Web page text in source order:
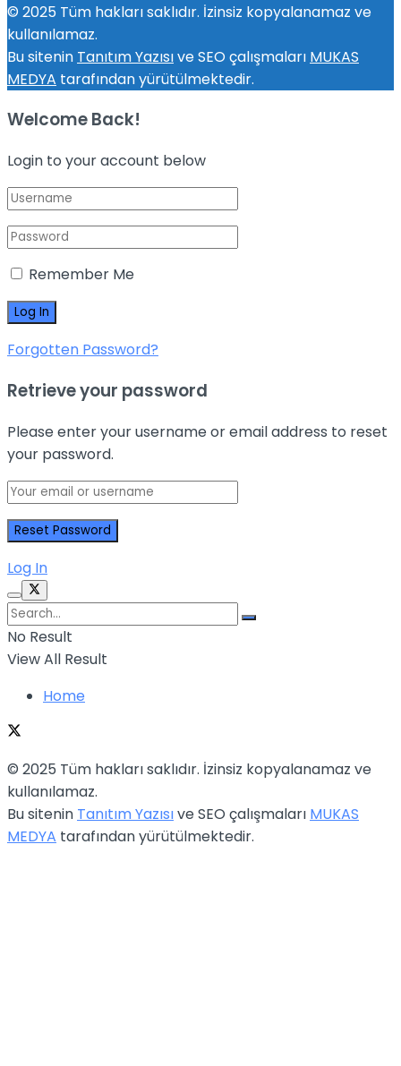
© 2025 Tüm hakları saklıdır. İzinsiz kopyalanamaz ve
kullanılamaz.
Bu sitenin Tanıtım Yazısıve SEO çalışmaları MUKAS
MEDYA tarafından yürütülmektedir.
Welcome Back!
Login to your account below
Remember Me
Forgotten Password?
Retrieve your password
Please enter your username or email address to reset
your password.
Log In
No Result
View All Result
Home
© 2025 Tüm hakları saklıdır. İzinsiz kopyalanamaz ve
kullanılamaz.
Bu sitenin Tanıtım Yazısıve SEO çalışmaları MUKAS
MEDYA tarafından yürütülmektedir.